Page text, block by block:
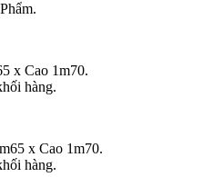
x Cao 1m70.
hàng.
x Cao 1m70.
hàng.